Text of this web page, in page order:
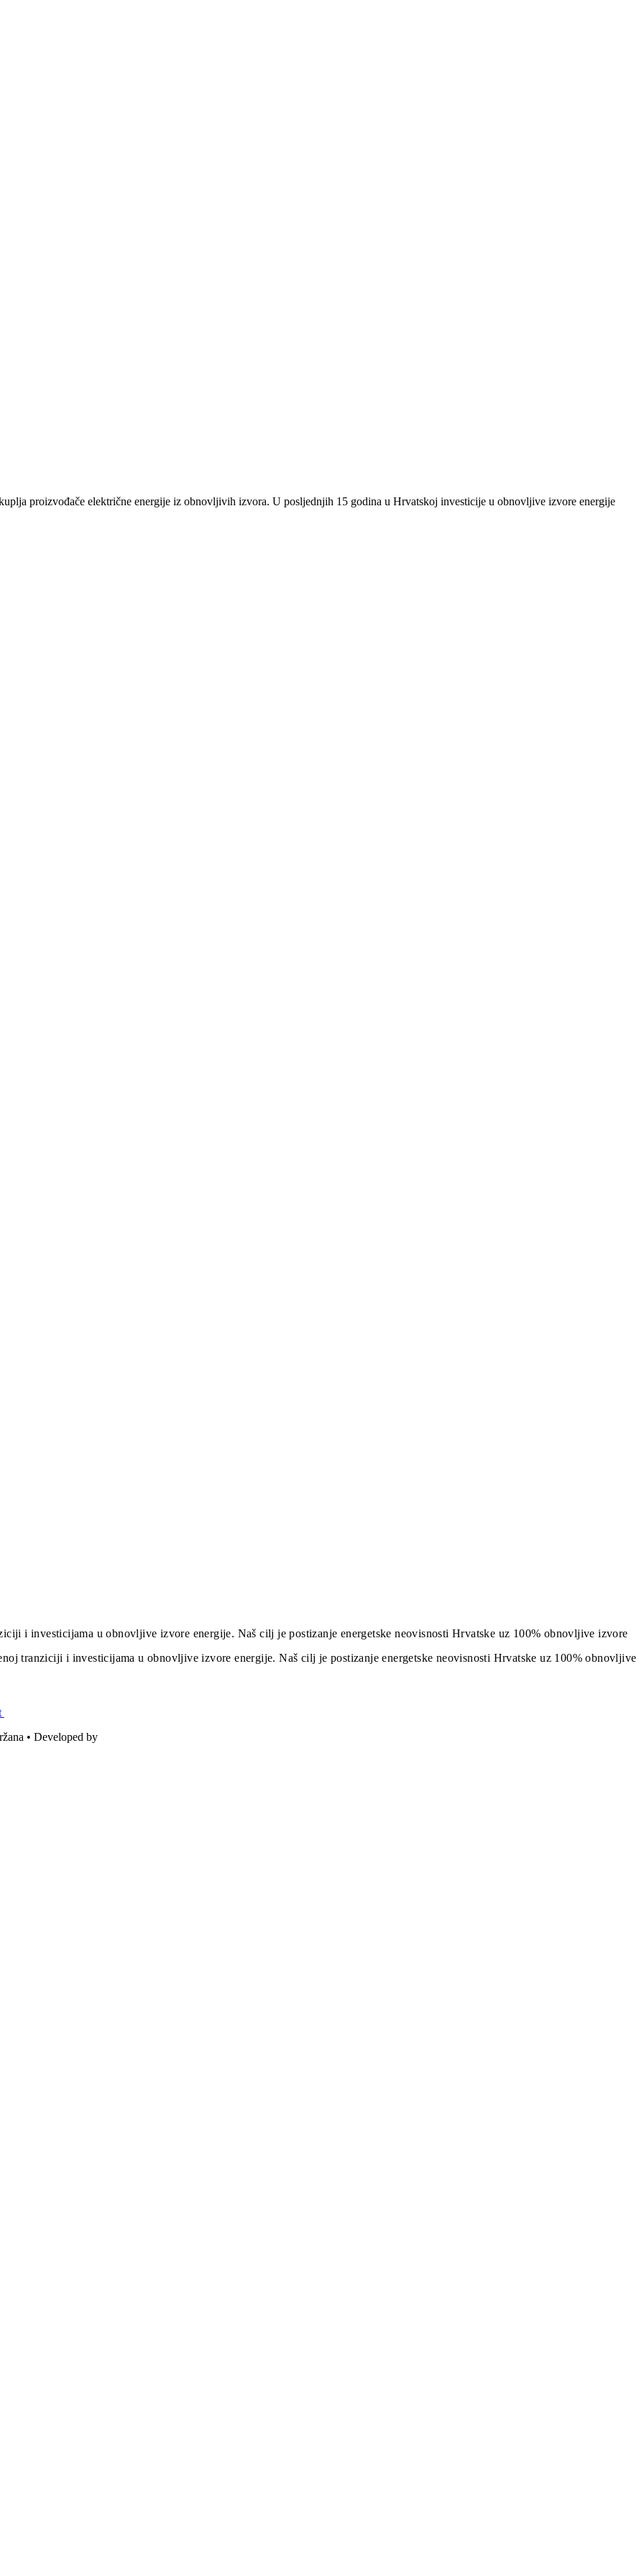
proizvođače električne energije iz obnovljivih izvora. U posljednjih 15 godina u Hrvatskoj investicije u obnovljive izvore energije
i investicijama u obnovljive izvore energije. Naš cilj je postizanje energetske neovisnosti Hrvatske uz 100% obnovljive izvore
tranziciji i investicijama u obnovljive izvore energije. Naš cilj je postizanje energetske neovisnosti Hrvatske uz 100% obnovljive
• Developed by